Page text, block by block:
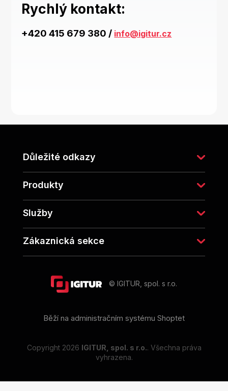
Rychlý kontakt:
+420 415 679 380 / info@igitur.cz
Důležité odkazy
Produkty
Služby
Zákaznická sekce
© IGITUR, spol. s r.o.
Běží na administračním systému Shoptet
Copyright 2026 IGITUR, spol. s r.o.. Všechna práva
vyhrazena.